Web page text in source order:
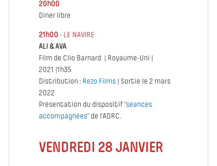
20h00
Dîner libre
21h00 - LE NAVIRE
ALI& AVA
Film de Clio Barnard | Royaume-Uni |
2021 |1h35
Distribution : Rezo Films | Sortie le 2 mars
2022
Présentation du dispositif "séances
accompagnées" de l'ADRC.
VENDREDI 28 JANVIER